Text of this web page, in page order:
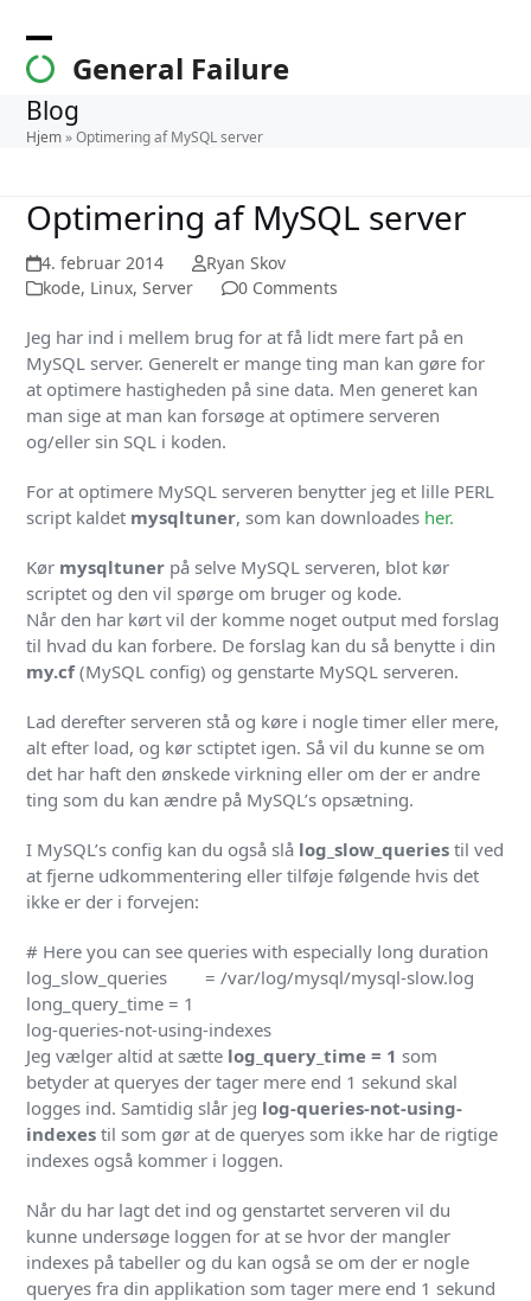
content
General Failure
Open
mobile
menu
Close
mobile
menu
Blog
Hjem»Optimering af MySQL server
Optimering af MySQL server
4. februar 2014
Ryan Skov
kode, Linux,Server 0 Comments
Jeg har ind i mellem brug for at få lidt mere fart på en
MySQL server. Generelt er mange ting man kan gøre for
at optimere hastigheden på sine data. Men generet kan
man sige at man kan forsøge at optimere serveren
og/eller sin SQL i koden.
For at optimere MySQL serveren benytter jeg et lille PERL
script kaldet mysqltuner, som kan downloades her.
Kør mysqltuner på selve MySQL serveren, blot kør
scriptet og den vil spørge om bruger og kode.
Når den har kørt vil der komme noget output med forslag
til hvad du kan forbere. De forslag kan du så benytte i din
my.cf(MySQL config) og genstarte MySQL serveren.
Lad derefter serveren stå og køre i nogle timer eller mere,
alt efter load, og kør sctiptet igen. Så vil du kunne se om
det har haft den ønskede virkning eller om der er andre
ting som du kan ændre på MySQL’s opsætning.
I MySQL’s config kan du også slå log_slow_queriestil ved
at fjerne udkommentering eller tilføje følgende hvis det
ikke er der i forvejen:
# Here you can see queries with especially long duration
log_slow_queries        = /var/log/mysql/mysql-slow.log
long_query_time = 1
Jeg vælger altid at sætte log_query_time = 1 som
betyder at queryes der tager mere end 1 sekund skal
logges ind. Samtidig slår jeg log-queries-not-using-
indexes til som gør at de queryes som ikke har de rigtige
indexes også kommer i loggen.
Når du har lagt det ind og genstartet serveren vil du
kunne undersøge loggen for at se hvor der mangler
indexes på tabeller og du kan også se om der er nogle
queryes fra din applikation som tager mere end 1 sekund